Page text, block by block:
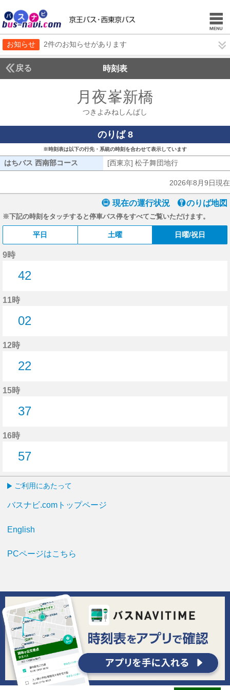
お知らせ 2件のお知らせがあります
戻る 時刻表
月夜峯新橋
つきよみねしんばし
のりば 8
※時刻表は以下の行先・系統の時刻を合わせて表示しています
はちバス 西南部コース はちバス 西南部コース
[西東京] 松子舞団地行
2026年8月9日現在
現在の運行状況 のりば地図
※下記の時刻をタッチすると停車バス停をすべてご覧いただけます。
平日 土曜 日曜/祝日
9時
42
11時
02
12時
22
15時
37
16時
57
ご利用にあたって
バスナビ.comトップページ
English
PCページはこちら